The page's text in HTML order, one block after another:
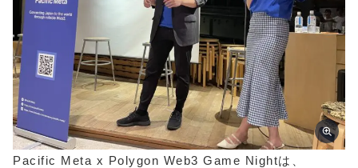
Pacific Meta x Polygon Web3 Game Nightは、